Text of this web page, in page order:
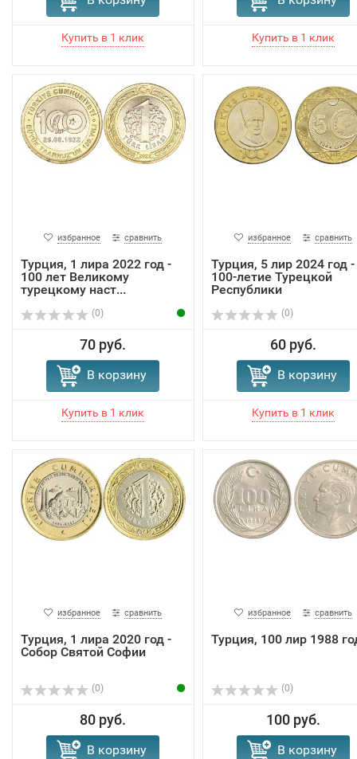
избранное сравнить
Турция, 1 лира 2022 год -
100 лет Великому
турецкому наст...
(0)
70 руб.
В корзину
избранное сравнить
Турция, 5 лир 2024 год -
100-летие Турецкой
Республики
(0)
60 руб.
В корзину
избранное сравнить
Турция, 1 лира 2020 год -
Собор Святой Софии
(0)
80 руб.
В корзину
избранное сравнить
Турция, 100 лир 1988
(0)
100 руб.
В корзину